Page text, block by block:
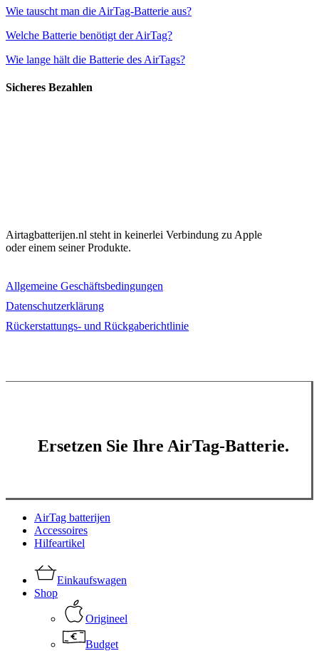
Wie tauscht man die AirTag-Batterie aus?
Welche Batterie benötigt der AirTag?
Wie lange hält die Batterie des AirTags?
Sicheres Bezahlen
Airtagbatterijen.nl steht in keinerlei Verbindung zu Apple
oder einem seiner Produkte.
Allgemeine Geschäftsbedingungen
Datenschutzerklärung
Rückerstattungs- und Rückgaberichtlinie
Ersetzen Sie Ihre AirTag-Batterie.
Menü
schließen
AirTag batterijen
Accessoires
Hilfeartikel
Einkaufswagen
Shop
Origineel
Budget